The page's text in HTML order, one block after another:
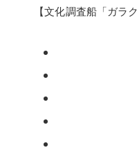
【文化調査船「ガラ